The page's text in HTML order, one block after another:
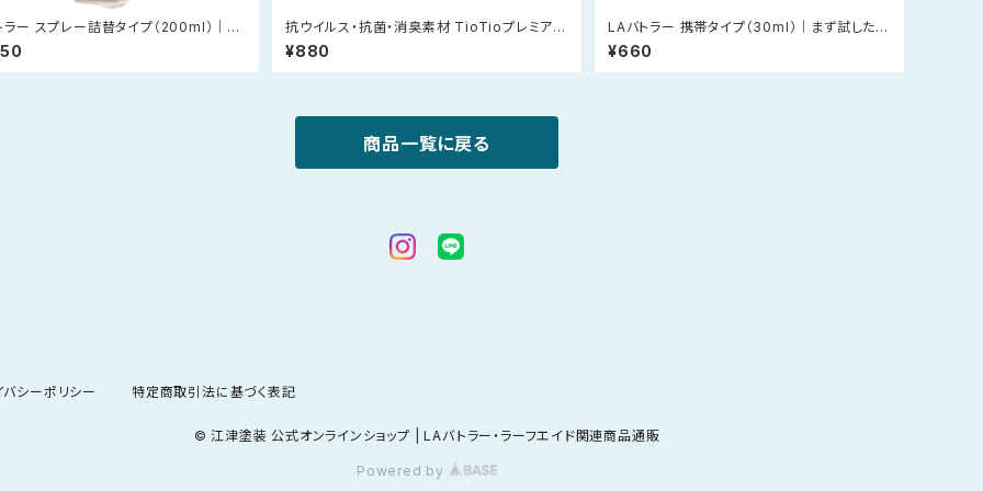
ラー スプレー詰替タイプ（200ml）｜続
たい方へ｜
抗ウイルス・抗菌・消臭素材 TioTioプレミアム
マスク（白）
¥880
LAバトラー 携帯タイプ（30ml）｜まず試したい
方、外出用に
¥660
商品一覧に戻る
バシーポリシー 特定商取引法に基づく表記
© 江津塗装 公式オンラインショップ | LAバトラー・ラーフエイド関連商品通販
Powered by